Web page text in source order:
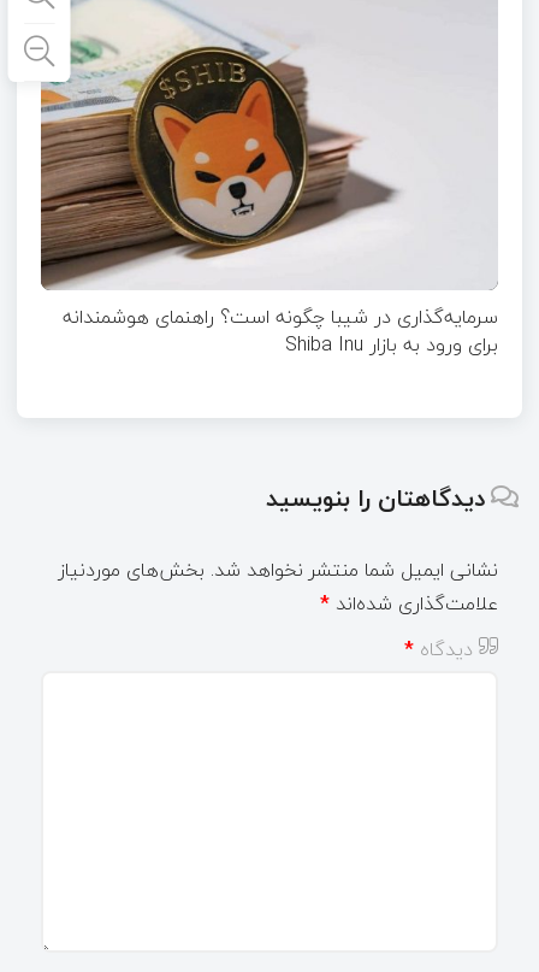
سرمایه‌گذاری در شیبا چگونه است؟ راهنمای هوشمندانه
برای ورود به بازار Shiba Inu
دیدگاهتان را بنویسید
نشانی ایمیل شما منتشر نخواهد شد. بخش‌های موردنیاز
علامت‌گذاری شده‌اند *
دیدگاه *